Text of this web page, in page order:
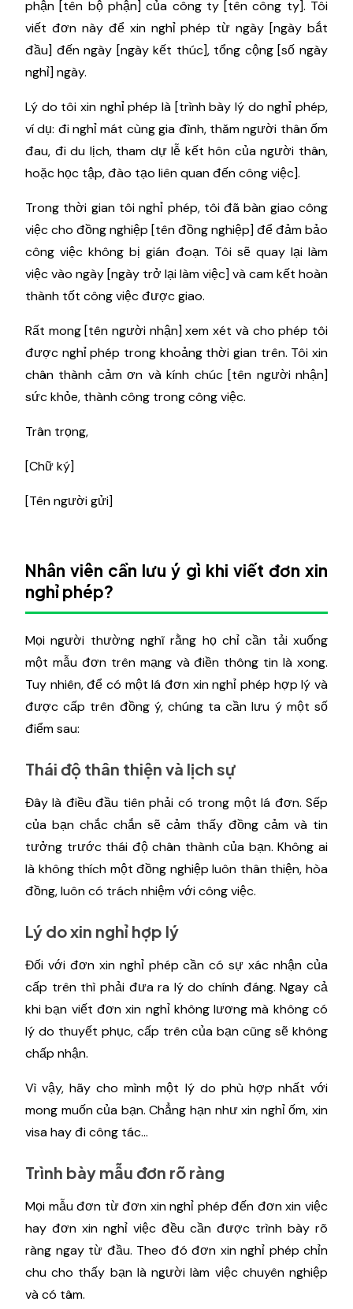
phận [tên bộ phận] của công ty [tên công ty]. Tôi
viết đơn này để xin nghỉ phép từ ngày [ngày bắt
đầu] đến ngày [ngày kết thúc], tổng cộng [số ngày
nghỉ] ngày.
Lý do tôi xin nghỉ phép là [trình bày lý do nghỉ phép,
ví dụ: đi nghỉ mát cùng gia đình, thăm người thân ốm
đau, đi du lịch, tham dự lễ kết hôn của người thân,
hoặc học tập, đào tạo liên quan đến công việc].
Trong thời gian tôi nghỉ phép, tôi đã bàn giao công
việc cho đồng nghiệp [tên đồng nghiệp] để đảm bảo
công việc không bị gián đoạn. Tôi sẽ quay lại làm
việc vào ngày [ngày trở lại làm việc] và cam kết hoàn
thành tốt công việc được giao.
Rất mong [tên người nhận] xem xét và cho phép tôi
được nghỉ phép trong khoảng thời gian trên. Tôi xin
chân thành cảm ơn và kính chúc [tên người nhận]
sức khỏe, thành công trong công việc.
Trân trọng,
[Chữ ký]
[Tên người gửi]
Nhân viên cần lưu ý gì khi viết đơn xin
nghỉ phép?
Mọi người thường nghĩ rằng họ chỉ cần tải xuống
một mẫu đơn trên mạng và điền thông tin là xong.
Tuy nhiên, để có một lá đơn xin nghỉ phép hợp lý và
được cấp trên đồng ý, chúng ta cần lưu ý một số
điểm sau:
Thái độ thân thiện và lịch sự
Đây là điều đầu tiên phải có trong một lá đơn. Sếp
của bạn chắc chắn sẽ cảm thấy đồng cảm và tin
tưởng trước thái độ chân thành của bạn. Không ai
là không thích một đồng nghiệp luôn thân thiện, hòa
đồng, luôn có trách nhiệm với công việc.
Lý do xin nghỉ hợp lý
Đối với đơn xin nghỉ phép cần có sự xác nhận của
cấp trên thì phải đưa ra lý do chính đáng. Ngay cả
khi bạn viết đơn xin nghỉ không lương mà không có
lý do thuyết phục, cấp trên của bạn cũng sẽ không
chấp nhận.
Vì vậy, hãy cho mình một lý do phù hợp nhất với
mong muốn của bạn. Chẳng hạn như xin nghỉ ốm, xin
visa hay đi công tác…
Trình bày mẫu đơn rõ ràng
Mọi mẫu đơn từ đơn xin nghỉ phép đến đơn xin việc
hay đơn xin nghỉ việc đều cần được trình bày rõ
ràng ngay từ đầu. Theo đó đơn xin nghỉ phép chỉn
chu cho thấy bạn là người làm việc chuyên nghiệp
và có tâm.